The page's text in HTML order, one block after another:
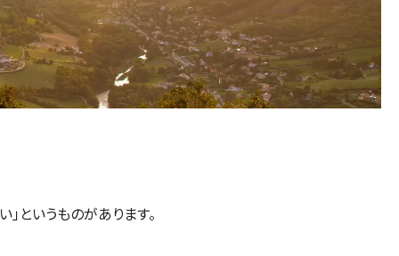
というものがあります。